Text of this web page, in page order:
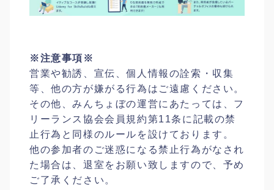
※注意事項※
営業や勧誘、宣伝、個人情報の詮索・収集
等、他の方が嫌がる行為はご遠慮ください。
その他、みんちょぼの運営にあたっては、フ
リーランス協会会員規約第11条に記載の禁
止行為と同様のルールを設けております。
他の参加者のご迷惑になる禁止行為がなされ
た場合は、退室をお願い致しますので、予め
ご了承ください。